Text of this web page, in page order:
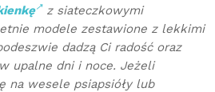
z siateczkowymi
modele zestawione z lekkimi
dadzą Ci radość oraz
upalne dni i noce. Jeżeli
na wesele psiapsióły lub